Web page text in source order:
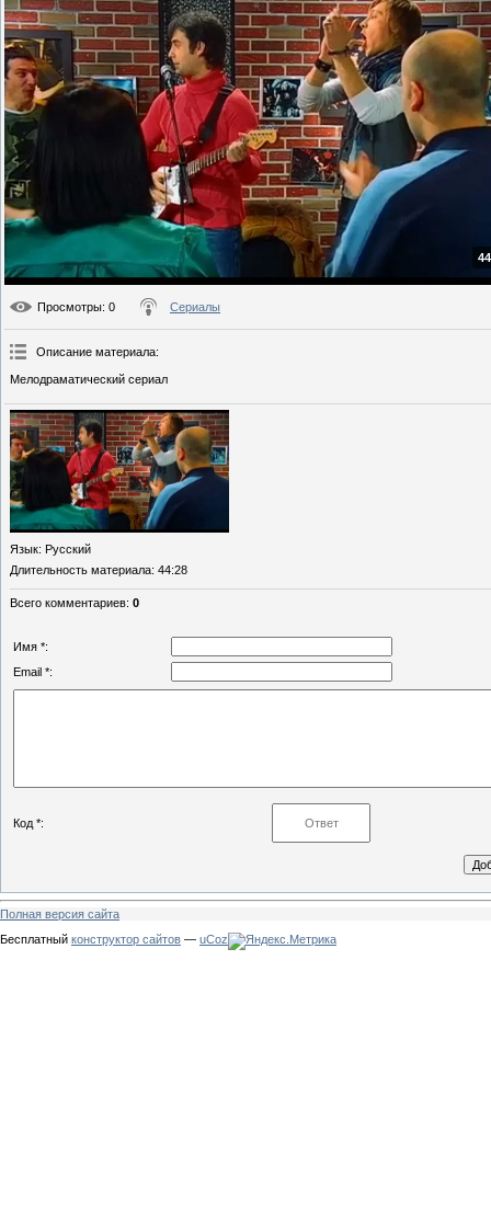
Просмотры: 0 Сериалы
Описание материала:
Мелодраматический сериал
Язык: Русский
Длительность материала: 44:28
Всего комментариев: 0
Имя *:
Email *:
Код *:
Полная версия сайта
Бесплатный конструктор сайтов — uCoz